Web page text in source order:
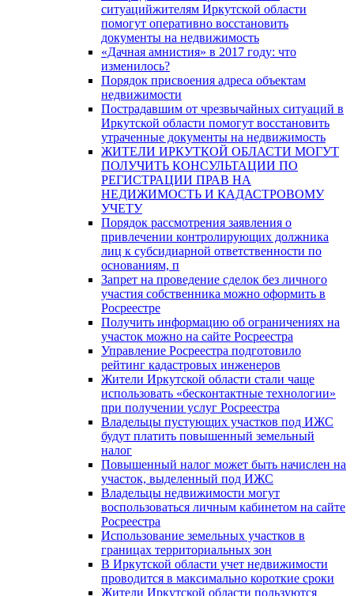
ситуацийжителям Иркутской области
помогут оперативно восстановить
документы на недвижимость
«Дачная амнистия» в 2017 году: что
изменилось?
Порядок присвоения адреса объектам
недвижимости
Пострадавшим от чрезвычайных ситуаций в
Иркутской области помогут восстановить
утраченные документы на недвижимость
ЖИТЕЛИ ИРКУТКОЙ ОБЛАСТИ МОГУТ
ПОЛУЧИТЬ КОНСУЛЬТАЦИИ ПО
РЕГИСТРАЦИИ ПРАВ НА
НЕДИЖИМОСТЬ И КАДАСТРОВОМУ
УЧЕТУ
Порядок рассмотрения заявления о
привлечении контролирующих должника
лиц к субсидиарной ответственности по
основаниям, п
Запрет на проведение сделок без личного
участия собственника можно оформить в
Росреестре
Получить информацию об ограничениях на
участок можно на сайте Росреестра
Управление Росреестра подготовило
рейтинг кадастровых инженеров
Жители Иркутской области стали чаще
использовать «бесконтактные технологии»
при получении услуг Росреестра
Владельцы пустующих участков под ИЖС
будут платить повышенный земельный
налог
Повышенный налог может быть начислен на
участок, выделенный под ИЖС
Владельцы недвижимости могут
воспользоваться личным кабинетом на сайте
Росреестра
Использование земельных участков в
границах территориальных зон
В Иркутской области учет недвижимости
проводится в максимально короткие сроки
Жители Иркутской области пользуются